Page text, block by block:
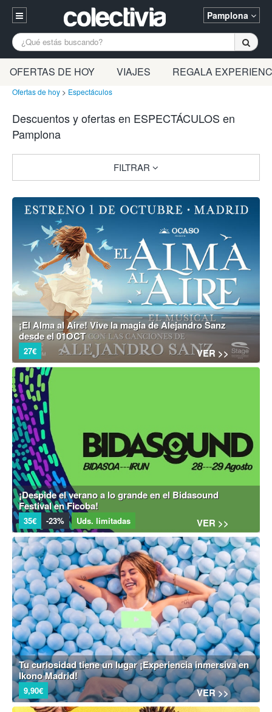
Pamplona
Entrar
¿Necesitas ayuda? Escríbenos
A Coruña Alicante Barcelona
Bilbao Burgos
Gijón Huesca Logroño
Madrid
Santander Tarragona
OFERTAS DE HOY VIAJES REGALA
Ofertas de hoy > Espectáculos
Descuentos y ofertas en ESPECTÁCULOS en
Pamplona
FILTRAR
¡El Alma al Aire! Vive la magia de Alejandro Sanz
desde el 01OCT
27€ VER >>
¡Despide el verano a lo grande en el Bidasound
Festival en Ficoba!
35€ -23% Uds. limitadas VER >>
Tu curiosidad tiene un lugar ¡Experiencia inmersiva en
Ikono Madrid!
9,90€ VER >>